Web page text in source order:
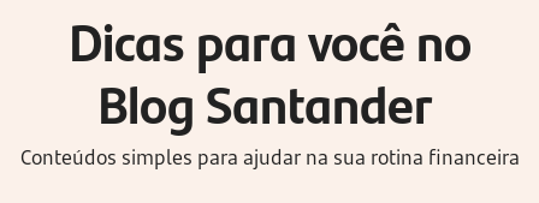
Dicas para você no
Blog Santander
Conteúdos simples para ajudar na sua rotina financeira